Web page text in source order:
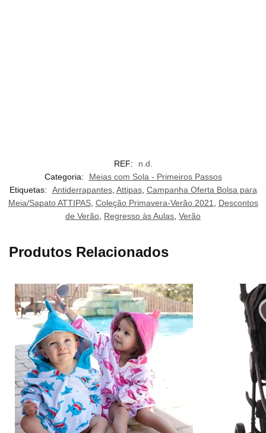
REF:
n.d.
Categoria:
Meias com Sola - Primeiros Passos
Etiquetas:
Antiderrapantes, Attipas, Campanha Oferta Bolsa para
Meia/Sapato ATTIPAS, Coleção Primavera-Verão 2021
Descontos
de Verão Regresso às Aulas Verão
Produtos Relacionados